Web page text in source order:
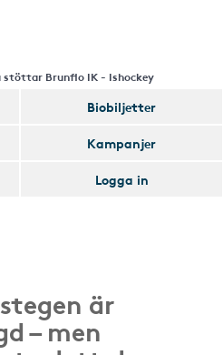
stöttar Brunflo IK - Ishockey
Biobiljetter
Kampanjer
Logga in
är
– men